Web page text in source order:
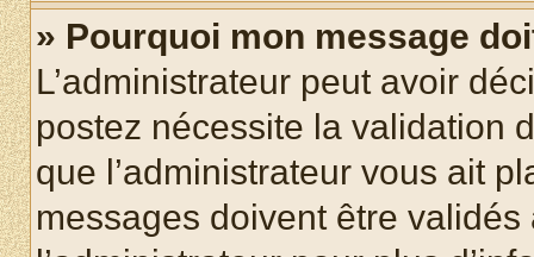
» Pourquoi mon message
L’administrateur peut avoir
postez nécessite la validation
que l’administrateur vous ait
messages doivent être validés